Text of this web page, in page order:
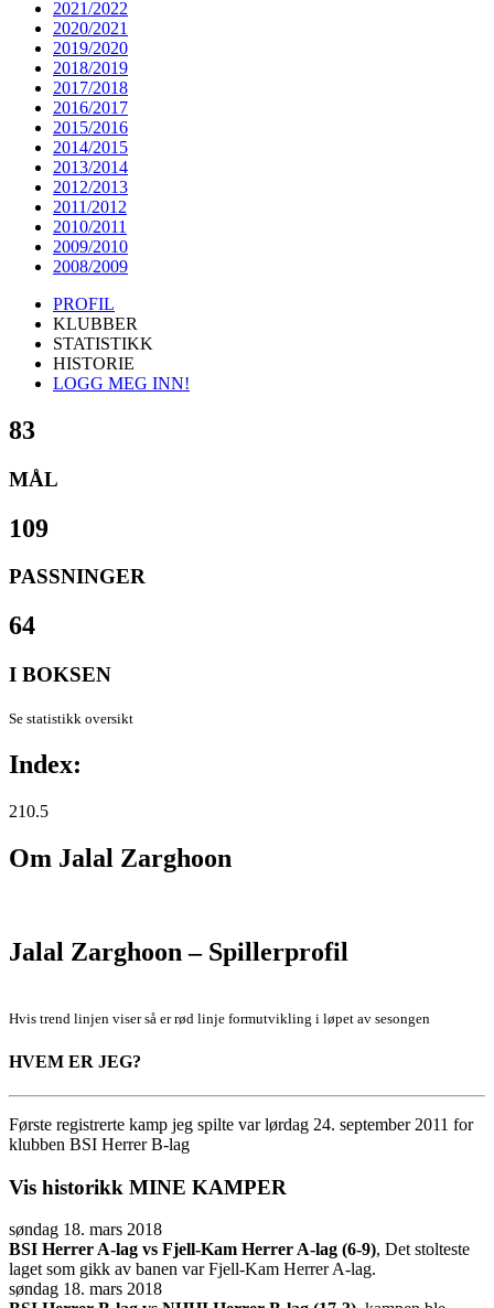
2021/2022
2020/2021
2019/2020
2018/2019
2017/2018
2016/2017
2015/2016
2014/2015
2013/2014
2012/2013
2011/2012
2010/2011
2009/2010
2008/2009
PROFIL
KLUBBER
STATISTIKK
HISTORIE
LOGG MEG INN!
83
MÅL
109
PASSNINGER
64
I BOKSEN
Se statistikk oversikt
Index:
210.5
Om Jalal Zarghoon
Jalal Zarghoon – Spillerprofil
Hvis trend linjen viser så er rød linje formutvikling i løpet av sesongen
HVEM ER JEG?
Første registrerte kamp jeg spilte var lørdag 24. september 2011 for
klubben BSI Herrer B-lag
Vis historikk MINE KAMPER
søndag 18. mars 2018
BSI Herrer A-lag vs Fjell-Kam Herrer A-lag (6-9), Det stolteste
laget som gikk av banen var Fjell-Kam Herrer A-lag.
søndag 18. mars 2018